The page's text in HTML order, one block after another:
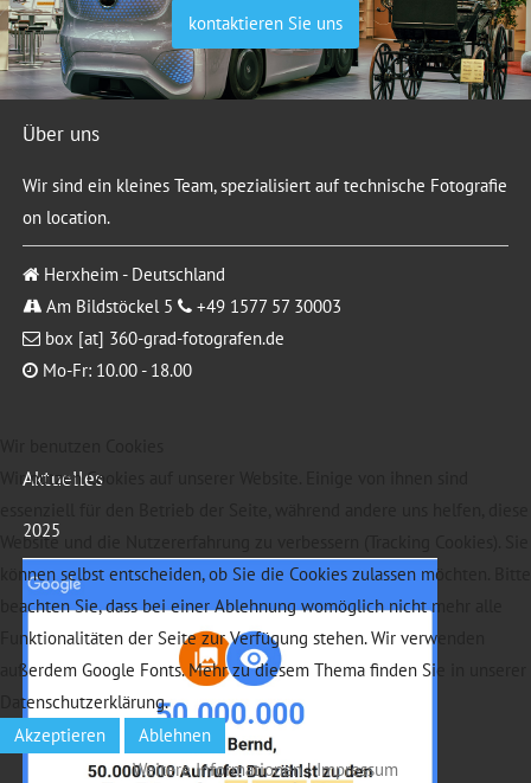
kontaktieren Sie uns
Über uns
Wir sind ein kleines Team, spezialisiert auf technische Fotografie
on location.
Herxheim - Deutschland
Am Bildstöckel 5
+49 1577 57 30003
box [at] 360-grad-fotografen.de
Mo-Fr: 10.00 - 18.00
Aktuelles
2025
Wir nutzen Cookies auf unserer Website. Einige von ihnen sind
Website und die Nutzererfahrung zu verbessern (Tracking Cookies). Sie
können selbst entscheiden, ob Sie die Cookies zulassen möchten. Bitte
beachten Sie, dass bei einer Ablehnung womöglich nicht mehr alle
Funktionalitäten der Seite zur Verfügung stehen. Wir verwenden
außerdem Google Fonts. Mehr zu diesem Thema finden Sie in unserer
Datenschutzerklärung.
Akzeptieren
Ablehnen
Weitere Informationen|Impressum